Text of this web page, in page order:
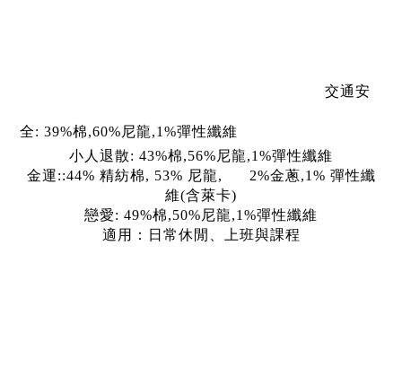
交通安
全: 39%棉,60%尼龍,1%彈性纖維
小人退散: 43%棉,56%尼龍,1%彈性纖維
金運::44% 精紡棉, 53% 尼龍,
2%金蔥,1% 彈性纖
維(含萊卡)
戀愛: 49%棉,50%尼龍,1%彈性纖維
適用：日常休閒、上班與課程